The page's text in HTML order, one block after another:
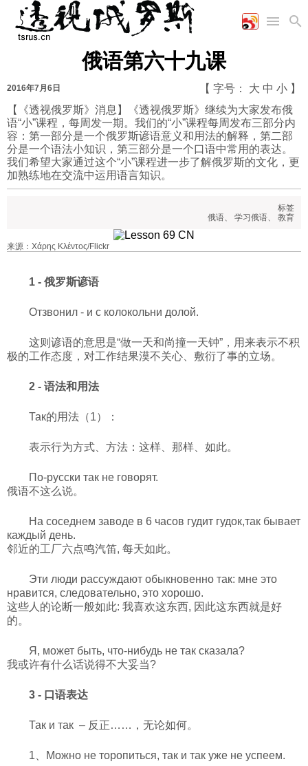
国际
时政
海军
陆军
军事合作
评论
经济
商业
工业
能源
农业
文化
教育
美食
娱乐
旅游
视听
高清图片
漫画
视频
图表
俄语第六十九课
2016年7月6日 【 字号： 大 中 小 】
【《透视俄罗斯》消息】《透视俄罗斯》继续为大家发布俄
语“小”课程，每周发一期。我们的“小”课程每周发布三部分内
容：第一部分是一个俄罗斯谚语意义和用法的解释，第二部
分是一个语法小知识，第三部分是一个口语中常用的表达。
我们希望大家通过这个“小”课程进一步了解俄罗斯的文化，更
加熟练地在交流中运用语言知识。
标签
俄语、 学习俄语、 教育
来源：Χάρης Κλέντος/Flickr
1 - 俄罗斯谚语
Отзвонил - и с колокольни долой.
这则谚语的意思是“做一天和尚撞一天钟”，用来表示不积
极的工作态度，对工作结果漠不关心、敷衍了事的立场。
2 - 语法和用法
Так的用法（1）：
表示行为方式、方法：这样、那样、如此。
По-русски так не говорят.
俄语不这么说。
На соседнем заводе в 6 часов гудит гудок,так бывает
каждый день.
邻近的工厂六点鸣汽笛, 每天如此。
Эти люди рассуждают обыкновенно так: мне это
нравится, следовательно, это хорошо.
这些人的论断一般如此: 我喜欢这东西, 因此这东西就是好
的。
Я, может быть, что-нибудь не так сказала?
我或许有什么话说得不大妥当?
3 - 口语表达
Так и так – 反正……，无论如何。
1、 Можно не торопиться, так и так уже не успеем.